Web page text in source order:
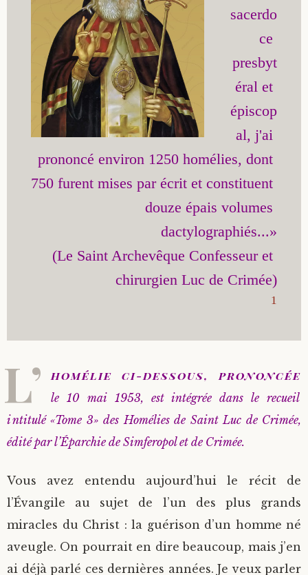
sacerdo
ce
presbyt
éral et
épiscop
al, j'ai
prononcé environ 1250 homélies, dont
750 furent mises par écrit et constituent
douze épais volumes
dactylographiés...»
(Le Saint Archevêque Confesseur et
chirurgien Luc de Crimée)
1
L’ homélie ci-dessous, prononcée
le 10 mai 1953, est intégrée dans le recueil
intitulé «Tome 3» des Homélies de Saint Luc de Crimée,
édité par l’Éparchie de Simferopol et de Crimée.
Vous avez entendu aujourd’hui le récit de
l’Évangile au sujet de l’un des plus grands
miracles du Christ : la guérison d’un homme né
aveugle. On pourrait en dire beaucoup, mais j’en
ai déjà parlé ces dernières années. Je veux parler